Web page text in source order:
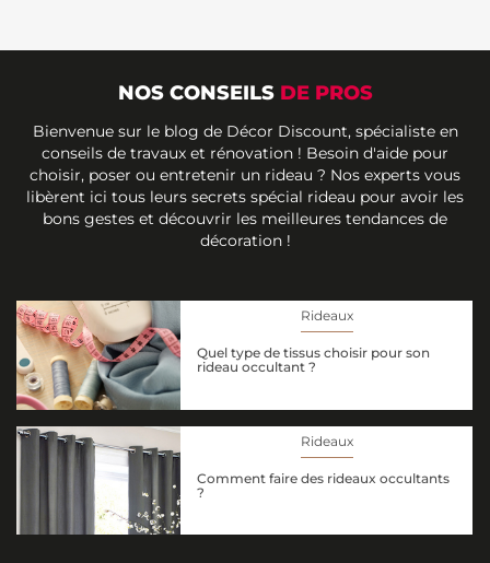
NOS CONSEILS DE PROS
Bienvenue sur le blog de Décor Discount, spécialiste en
conseils de travaux et rénovation ! Besoin d'aide pour
choisir, poser ou entretenir un rideau ? Nos experts vous
libèrent ici tous leurs secrets spécial rideau pour avoir les
bons gestes et découvrir les meilleures tendances de
décoration !
Rideaux
Quel type de tissus choisir pour son
rideau occultant ?
Rideaux
Comment faire des rideaux occultants
?